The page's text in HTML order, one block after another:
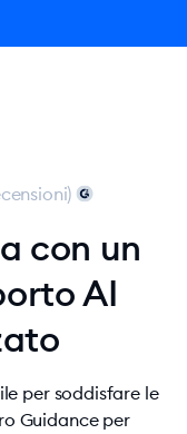
con un
AI
per soddisfare le
Guidance per